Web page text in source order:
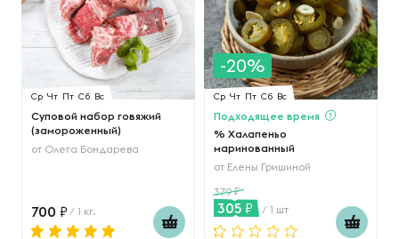
Ср Чт Пт Сб Вс
Суповой набор говяжий
(замороженный)
от Олега Бондарева
700 / 1 кг.
-20%
Ср Чт Пт Сб Вс
Подходящее время
% Халапеньо
маринованный
от Елены Гришиной
379
305 / 1 шт